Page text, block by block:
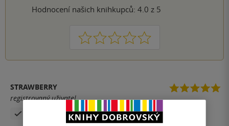
Hodnocení našich knihkupců: 4.0 z 5
1 2 3 4 5
STRAWBERRY
registrovaný uživatel
Zakoupil produkt
Hodnoceno z aplikace